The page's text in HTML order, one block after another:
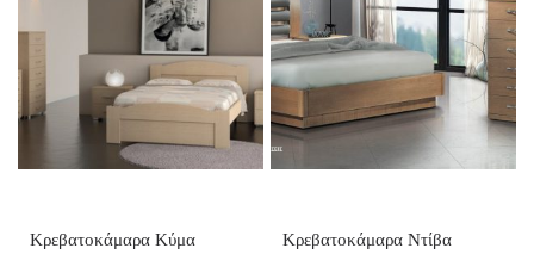
Κρεβατοκάμαρα Κύμα Κρεβατοκάμαρα Ντίβα